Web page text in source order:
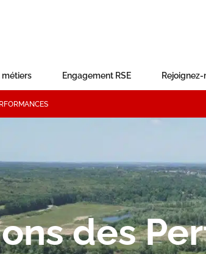
Engagement RSE Rejoignez-
des